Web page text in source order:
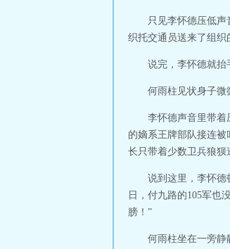
只见李怀德压低
织托交通员送来了组织
说完，李怀德就抬
何雨柱见状身子微
李怀德声音里带着
的嫡系王牌部队接连
长只带着少数卫兵狼狈
说到这里，李怀德
日，付九路的105军也
膀！”
何雨柱坐在一旁静